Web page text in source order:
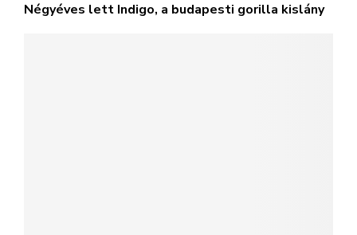
Négyéves lett Indigo, a budapesti gorilla kislány